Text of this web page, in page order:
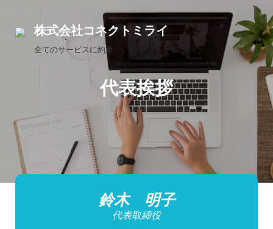
株式会社コネクトミライ
全てのサービスに約束
代表挨拶
鈴木 明子
代表取締役